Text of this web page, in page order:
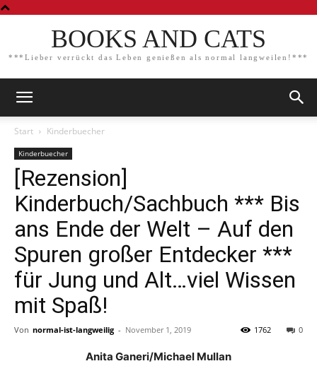
BOOKS AND CATS
***Lieber verrückt das Leben genießen als normal langweilen!***
Start Kinderbuecher
Kinderbuecher
[Rezension]
Kinderbuch/Sachbuch *** Bis
ans Ende der Welt – Auf den
Spuren großer Entdecker ***
für Jung und Alt…viel Wissen
mit Spaß!
Von normal-ist-langweilig - November 1, 2019 0
1762
Anita Ganeri/Michael Mullan